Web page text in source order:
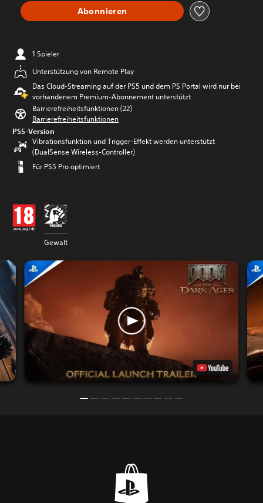
Abonnieren
1 Spieler
Unterstützung von Remote Play
Das Cloud-Streaming auf der PS5 und dem PS Portal wird nur bei
vorhandenem Premium-Abonnement unterstützt
Barrierefreiheitsfunktionen (22)
Barrierefreiheitsfunktionen
PS5-Version
Vibrationsfunktion und Trigger-Effekt werden unterstützt
(DualSense Wireless-Controller)
Für PS5 Pro optimiert
Gewalt